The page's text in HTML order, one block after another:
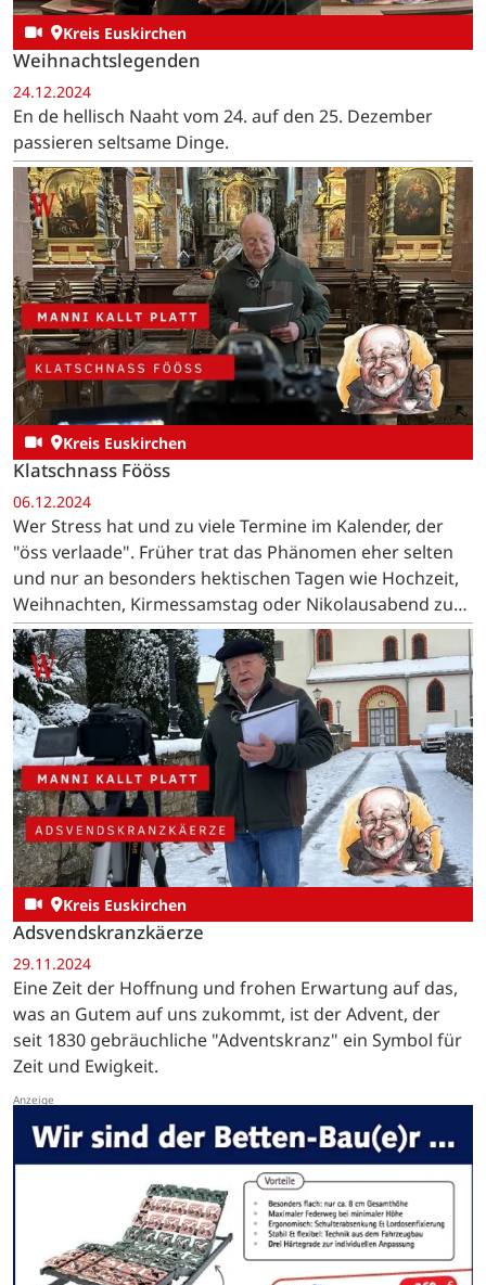
Kreis Euskirchen
Weihnachtslegenden
24.12.2024
En de hellisch Naaht vom 24. auf den 25. Dezember
passieren seltsame Dinge.
Kreis Euskirchen
Klatschnass Fööss
06.12.2024
Wer Stress hat und zu viele Termine im Kalender, der
"öss verlaade". Früher trat das Phänomen eher selten
und nur an besonders hektischen Tagen wie Hochzeit,
Weihnachten, Kirmessamstag oder Nikolausabend zu
Tage.
Kreis Euskirchen
Adsvendskranzkäerze
29.11.2024
Eine Zeit der Hoffnung und frohen Erwartung auf das,
was an Gutem auf uns zukommt, ist der Advent, der
seit 1830 gebräuchliche "Adventskranz" ein Symbol für
Zeit und Ewigkeit.